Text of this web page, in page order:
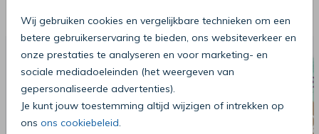
Wij gebruiken cookies en vergelijkbare technieken om een
betere gebruikerservaring te bieden, ons websiteverkeer en
onze prestaties te analyseren en voor marketing- en
sociale mediadoeleinden (het weergeven van
gepersonaliseerde advertenties).
Je kunt jouw toestemming altijd wijzigen of intrekken op
ons ons cookiebeleid
voor je